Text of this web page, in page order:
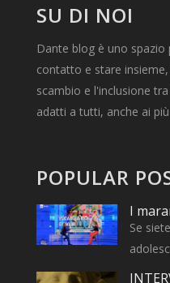
SU DI NOI
Dante blog è uno
contatto e stare
scambio e l'inclusione
adatti a tutti, anche ai
POPULAR
I
Se